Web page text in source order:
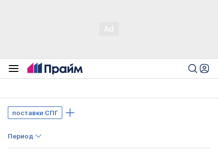
поставки СПГ
Период